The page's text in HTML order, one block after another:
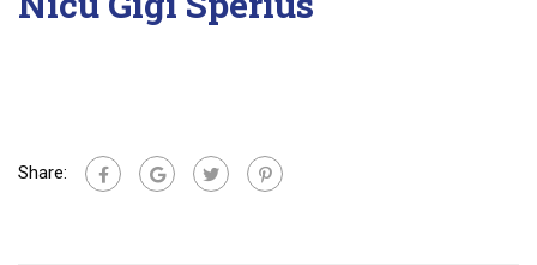
Share: